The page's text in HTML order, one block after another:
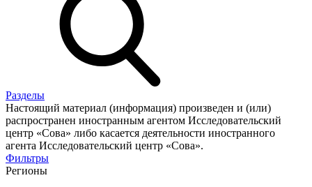
Разделы
Настоящий материал (информация) произведен и (или)
распространен иностранным агентом Исследовательский
центр «Сова» либо касается деятельности иностранного
агента Исследовательский центр «Сова».
Фильтры
Регионы